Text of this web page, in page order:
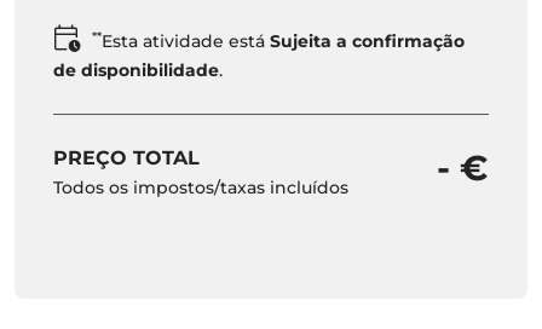
**Esta atividade está Sujeita a confirmação
de disponibilidade.
PREÇO TOTAL
Todos os impostos/taxas incluídos - €